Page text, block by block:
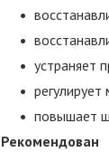
устраняет
повышает
Рекомендован